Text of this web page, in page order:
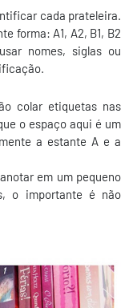
cada prateleira.
forma: A1, A2, B1, B2
nomes, siglas ou
colar etiquetas nas
o espaço aqui é um
a estante A e a
em um pequeno
o importante é não